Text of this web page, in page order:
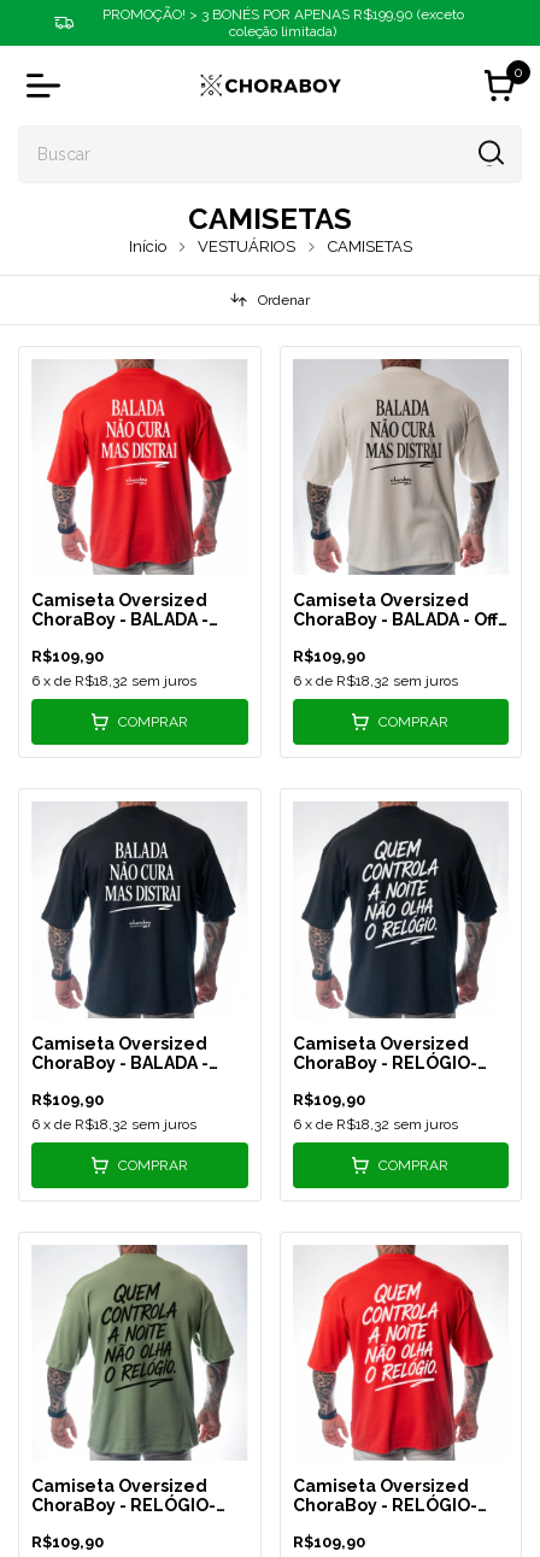
PROMOÇÃO! > 3 BONÉS POR APENAS R$199,90 (exceto
coleção limitada)
0
CAMISETAS
Início VESTUÁRIOS CAMISETAS
Ordenar
Camiseta Oversized
ChoraBoy - BALADA -
R$109,90
6 x de R$18,32 sem juros
COMPRAR
Camiseta Oversized
ChoraBoy - BALADA - Off
R$109,90
6 x de R$18,32 sem juros
COMPRAR
Camiseta Oversized
ChoraBoy - BALADA -
R$109,90
6 x de R$18,32 sem juros
COMPRAR
Camiseta Oversized
ChoraBoy - RELÓGIO-
R$109,90
6 x de R$18,32 sem juros
COMPRAR
Camiseta Oversized
ChoraBoy - RELÓGIO-
R$109,90
Camiseta Oversized
ChoraBoy - RELÓGIO-
R$109,90